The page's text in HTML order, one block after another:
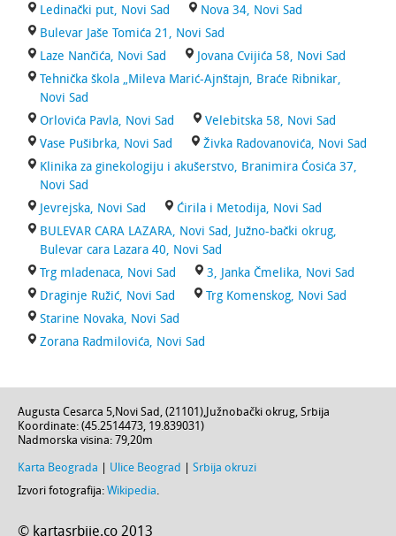
Ledinački put, Novi Sad
Nova 34, Novi Sad
Bulevar Jaše Tomića 21, Novi Sad
Laze Nančića, Novi Sad
Jovana Cvijića 58, Novi Sad
Tehnička škola „Mileva Marić-Ajnštajn, Braće Ribnikar,
Novi Sad
Orlovića Pavla, Novi Sad
Velebitska 58, Novi Sad
Vase Pušibrka, Novi Sad
Živka Radovanovića, Novi Sad
Klinika za ginekologiju i akušerstvo, Branimira Ćosića 37,
Novi Sad
Jevrejska, Novi Sad
Ćirila i Metodija, Novi Sad
BULEVAR CARA LAZARA, Novi Sad, Južno-bački okrug,
Bulevar cara Lazara 40, Novi Sad
Trg mladenaca, Novi Sad
3, Janka Čmelika, Novi Sad
Draginje Ružić, Novi Sad
Trg Komenskog, Novi Sad
Starine Novaka, Novi Sad
Zorana Radmilovića, Novi Sad
Augusta Cesarca 5,Novi Sad, (21101 ), Južnobački okrug, Srbija
Koordinate: (45.2514473, 19.839031 )
Nadmorska visina: 79,20m
Karta Beograda Ulice Beograd
Srbija okruzi
Izvori fotografija: Wikipedia.
© kartasrbije.co 2013